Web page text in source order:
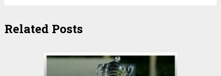
Related Posts